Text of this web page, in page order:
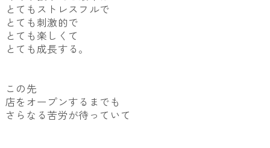
とてもストレスフルで
とても刺激的で
とても楽しくて
とても成長する。
この先
店をオープンするまでも
さらなる苦労が待っていて